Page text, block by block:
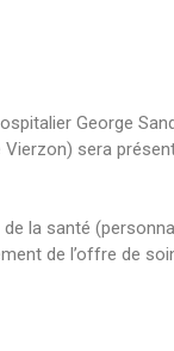
George
Vierzon) sera
la santé
de l’offre de